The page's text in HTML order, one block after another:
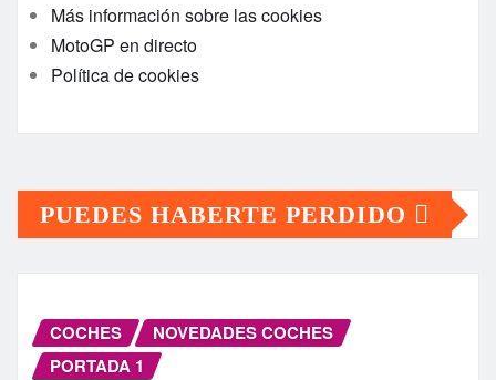
Más información sobre las cookies
MotoGP en directo
Política de cookies
PUEDES HABERTE PERDIDO
COCHES
NOVEDADES COCHES
PORTADA 1